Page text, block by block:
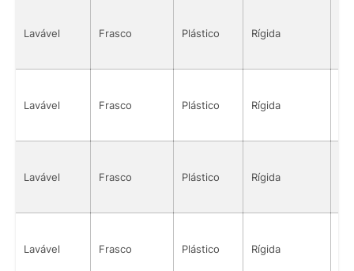
Lavável Frasco Plástico Rígida
Lavável Frasco Plástico Rígida
Lavável Frasco Plástico Rígida
Lavável Frasco Plástico Rígida